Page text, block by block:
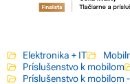
Elektronika + IT
Príslušenstvo k mobilom
Príslušenstvo k mobilom